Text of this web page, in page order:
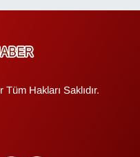
Hakları Saklıdır.